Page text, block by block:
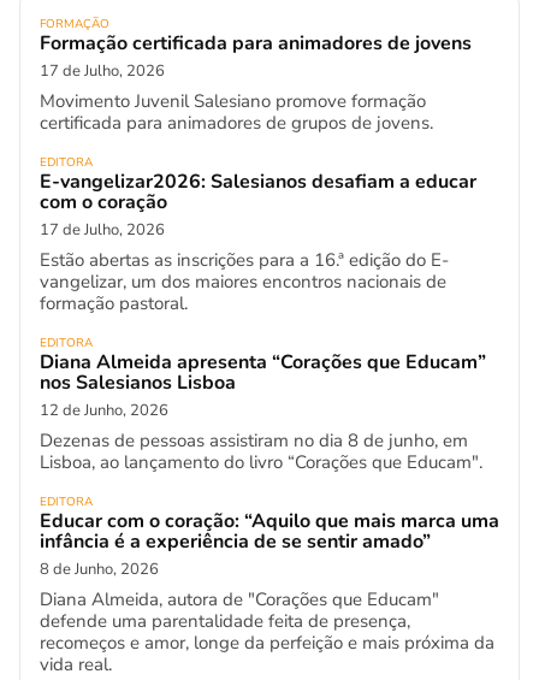
FORMAÇÃO
Formação certificada para animadores de jovens
17 de Julho, 2026
Movimento Juvenil Salesiano promove formação
certificada para animadores de grupos de jovens.
EDITORA
E-vangelizar2026: Salesianos desafiam a educar
com o coração
17 de Julho, 2026
Estão abertas as inscrições para a 16.ª edição do E-
vangelizar, um dos maiores encontros nacionais de
formação pastoral.
EDITORA
Diana Almeida apresenta “Corações que Educam”
nos Salesianos Lisboa
12 de Junho, 2026
Dezenas de pessoas assistiram no dia 8 de junho, em
Lisboa, ao lançamento do livro “Corações que Educam".
EDITORA
Educar com o coração: “Aquilo que mais marca uma
infância é a experiência de se sentir amado”
8 de Junho, 2026
Diana Almeida, autora de "Corações que Educam"
defende uma parentalidade feita de presença,
recomeços e amor, longe da perfeição e mais próxima da
vida real.